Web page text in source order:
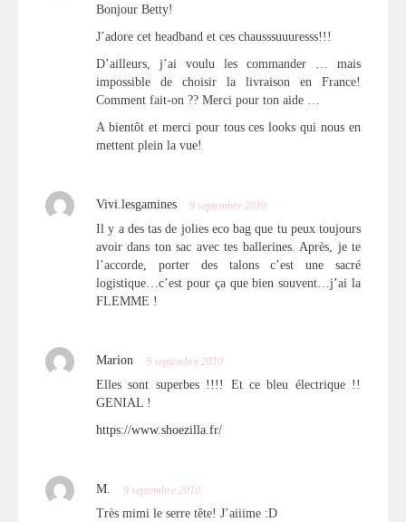
Bonjour Betty!
J’adore cet headband et ces chausssuuuresss!!!
D’ailleurs, j’ai voulu les commander … mais
impossible de choisir la livraison en France!
Comment fait-on ?? Merci pour ton aide …
A bientôt et merci pour tous ces looks qui nous en
mettent plein la vue!
Vivi.lesgamines 9 septembre 2010
Il y a des tas de jolies eco bag que tu peux toujours
avoir dans ton sac avec tes ballerines. Après, je te
l’accorde, porter des talons c’est une sacré
logistique…c’est pour ça que bien souvent…j’ai la
FLEMME !
Marion 9 septembre 2010
Elles sont superbes !!!! Et ce bleu électrique !!
GENIAL !
https://www.shoezilla.fr/
M. 9 septembre 2010
Très mimi le serre tête! J’aiiime :D